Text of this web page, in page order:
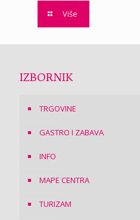
Više
IZBORNIK
TRGOVINE
GASTRO I ZABAVA
INFO
MAPE CENTRA
TURIZAM